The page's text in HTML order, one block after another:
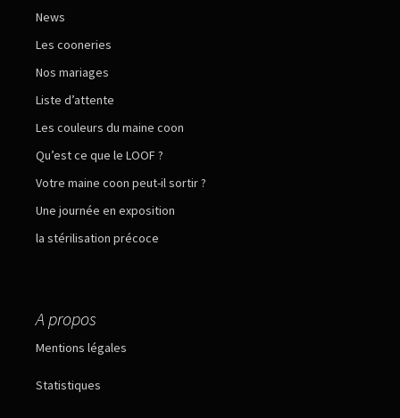
News
Les cooneries
Nos mariages
Liste d’attente
Les couleurs du maine coon
Qu’est ce que le LOOF ?
Votre maine coon peut-il sortir ?
Une journée en exposition
la stérilisation précoce
A propos
Mentions légales
Statistiques